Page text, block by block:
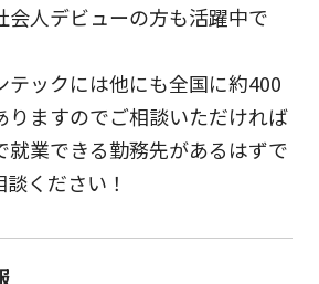
会人デビューの方も活躍中で
テックには他にも全国に約400
りますのでご相談いただければ
就業できる勤務先があるはずで
ください！